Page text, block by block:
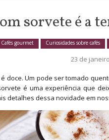
CafésCuriosidades Sobre
Chocolates
Receitas De Chocolate
Tipos De Chocolates
Receitas
sorvete é a
Cafés gourmet Curiosidades sobre cafés
23 de
doce. Um pode ser tomado
é uma experiência que
detalhes dessa novidade em